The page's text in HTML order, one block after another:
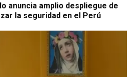
anuncia amplio despliegue de
la seguridad en el Perú